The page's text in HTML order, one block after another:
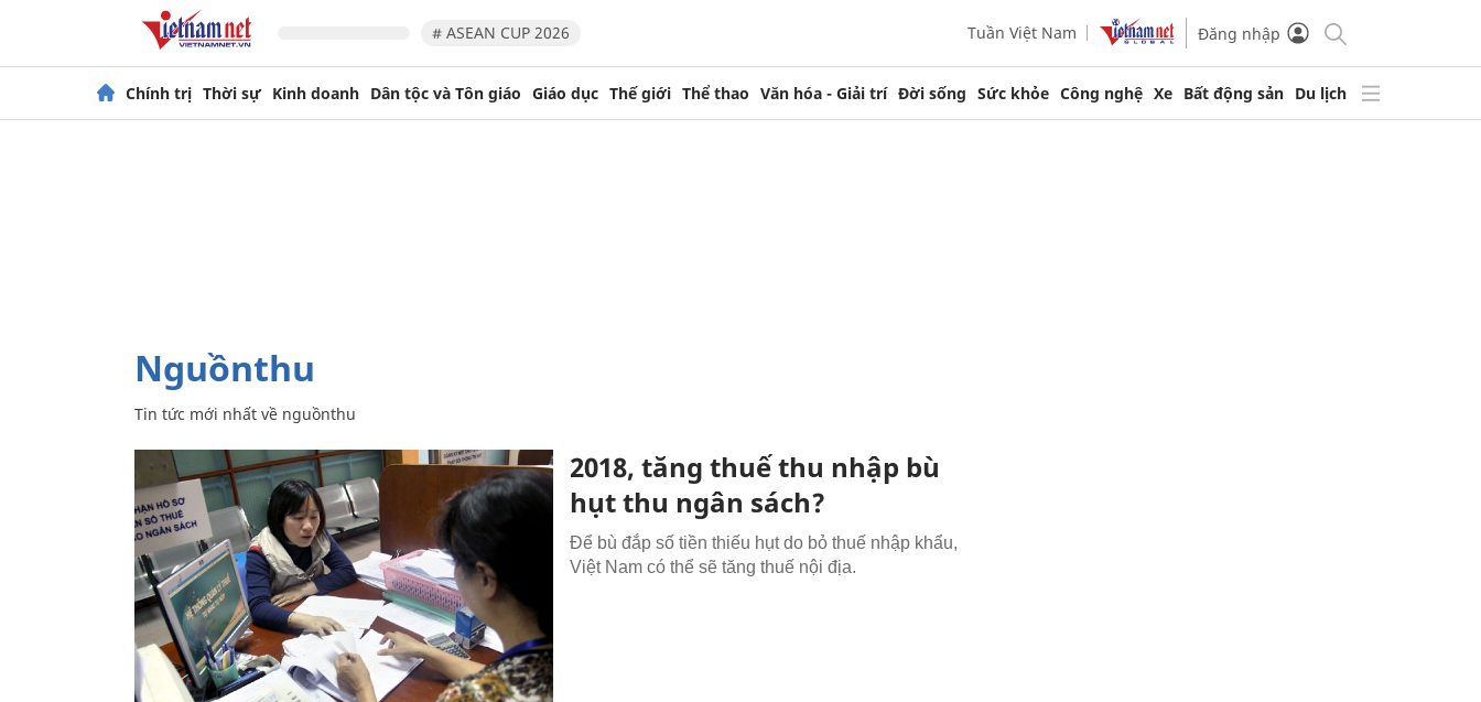
# ASEAN CUP 2026 Tuần Việt Nam Đăng nhập
Chính trị Thời sự Kinh doanh Dân tộc và Tôn giáo Giáo dục Thế giới Thể thao Văn hóa - Giải trí Đời sống Sức khỏe Công nghệ Xe Bất động sản Du lịch
nguồnthu
Tin tức mới nhất về nguồnthu
2018, tăng thuế thu nhập bù
hụt thu ngân sách?
Để bù đắp số tiền thiếu hụt do bỏ thuế nhập khẩu,
Việt Nam có thể sẽ tăng thuế nội địa.